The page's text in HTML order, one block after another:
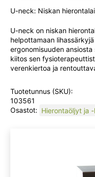
U-neck: Niskan
U-neck on niskan
helpottamaan
ergonomisuuden
kiitos sen
verenkiertoa ja
Tuotetunnus (SKU):
103561
Osastot: Hierontaöljyt ja